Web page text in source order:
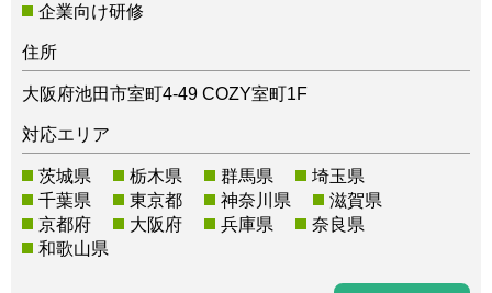
企業向け研修
住所
大阪府池田市室町4-49 COZY室町1F
対応エリア
茨城県 栃木県 群馬県
埼玉県
千葉県
東京都 神奈川県
滋賀県
京都府
大阪府 兵庫県
奈良県
和歌山県